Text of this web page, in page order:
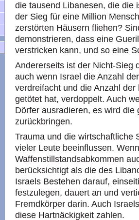
die tausend Libanesen, die die
der Sieg für eine Million
zerstörten Häusern fliehen?
demonstrieren, dass eine
verstricken kann, und so eine
Andererseits ist der Nicht-Sieg
auch wenn Israel die Anzahl
verdreifacht und die Anzahl
getötet hat, verdoppelt. Auch
Dörfer ausradieren, es wird
zurückbringen.
Trauma und die wirtschaftliche
vieler Leute beeinflussen.
Waffenstillstandsabkommen
berücksichtigt als die des
Israels Bestehen darauf,
festzulegen, dauert an und
Fremdkörper darin. Auch
diese Hartnäckigkeit zahlen.